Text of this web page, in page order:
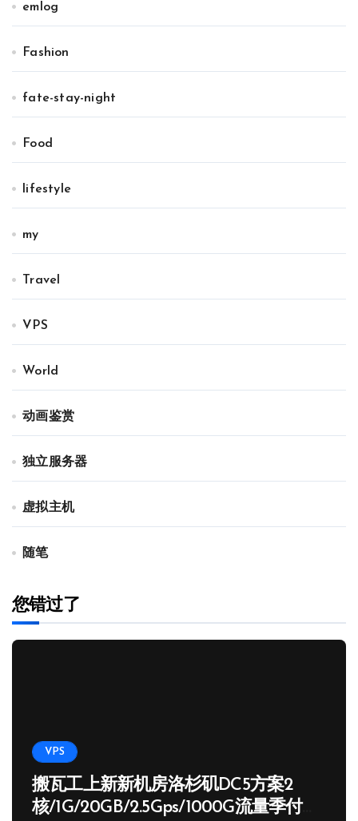
emlog
Fashion
fate-stay-night
Food
lifestyle
my
Travel
VPS
World
动画鉴赏
独立服务器
虚拟主机
随笔
您错过了
VPS
搬瓦工上新新机房洛杉矶DC5方案2
核/1G/20GB/2.5Gps/1000G流量季付